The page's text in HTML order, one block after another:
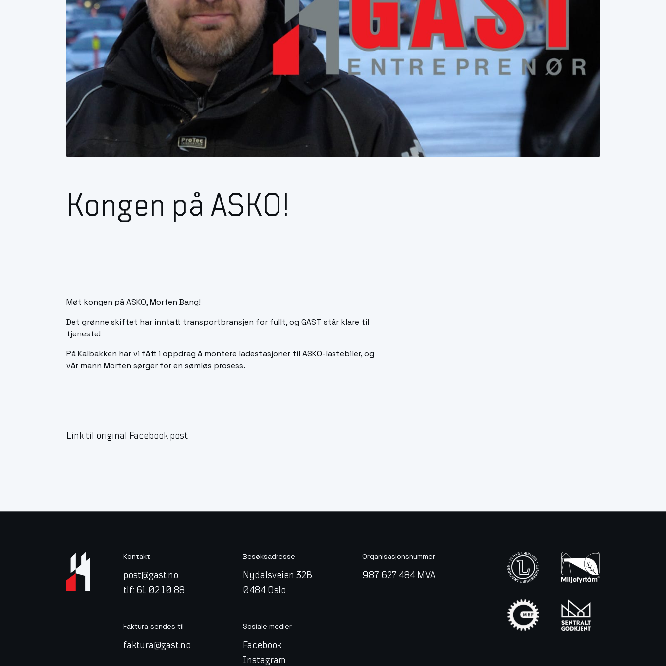
Kongen på ASKO!
Møt kongen på ASKO, Morten Bang!
Det grønne skiftet har inntatt transportbransjen for fullt, og GAST står klare til
tjeneste!
På Kalbakken har vi fått i oppdrag å montere ladestasjoner til ASKO-lastebiler, og
vår mann Morten sørger for en sømløs prosess.
Link til original Facebook post
Kontakt
post@gast.no
tlf: 61 02 10 88
Besøksadresse
Nydalsveien 32B,
0484 Oslo
Organisasjonsnummer
987 627 484 MVA
Faktura sendes til
faktura@gast.no
Sosiale medier
Facebook
Instagram